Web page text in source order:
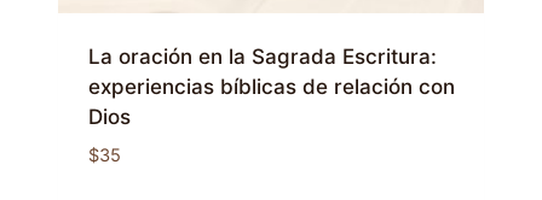
La oración en la Sagrada Escritura:
experiencias bíblicas de relación con
Dios
$35